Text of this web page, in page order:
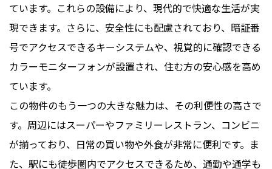
ています。これらの設備により、現代的で快適な生活が実
現できます。さらに、安全性にも配慮されており、暗証番
号でアクセスできるキーシステムや、視覚的に確認できる
カラーモニターフォンが設置され、住む方の安心感を高め
ています。
この物件のもう一つの大きな魅力は、その利便性の高さで
す。周辺にはスーパーやファミリーレストラン、コンビニ
が揃っており、日常の買い物や外食が非常に便利です。ま
た、駅にも徒歩圏内でアクセスできるため、通勤や通学も